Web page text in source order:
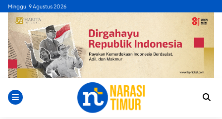
Skip
content
Minggu, 9 Agustus 2026